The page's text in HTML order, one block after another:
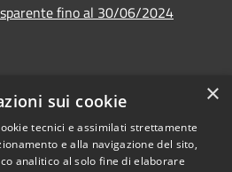
fino al 30/06/2024
×
sui cookie
tecnici e assimilati strettamente
e alla navigazione del sito,
analitico al solo fine di elaborare